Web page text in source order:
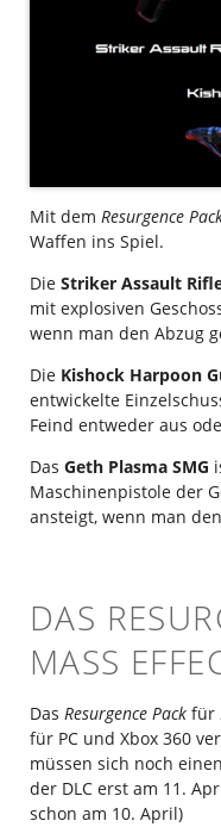
Mit dem Resurgence
Waffen ins Spiel.
Die Striker Assault
mit explosiven
wenn man den Abzug
Die Kishock Harpoon
entwickelte
Feind entweder aus
Das Geth Plasma SMG
Maschinenpistole der
ansteigt, wenn man
DAS
MASS
Das Resurgence Pack für
für PC und Xbox 360
müssen sich noch
der DLC erst am 11.
schon am 10. April)